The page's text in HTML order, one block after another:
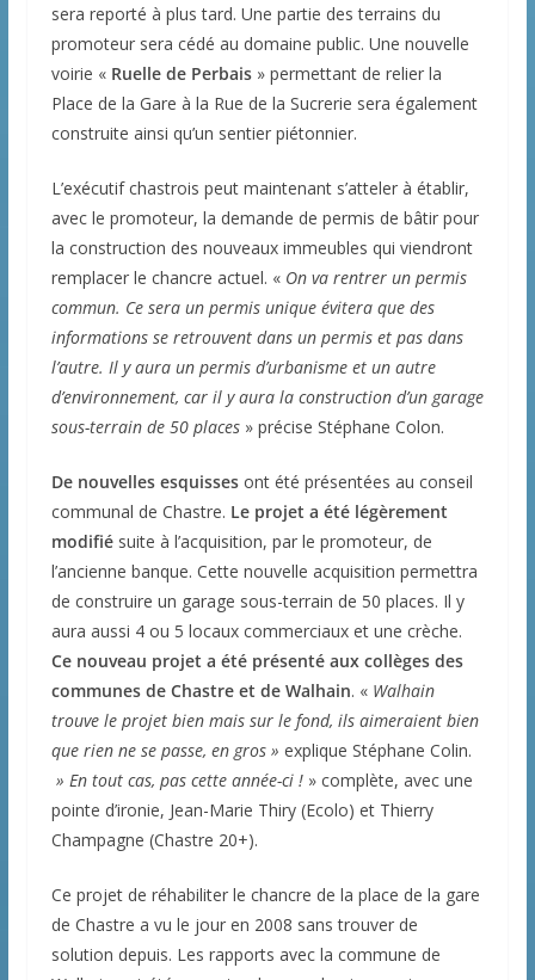
sera reporté à plus tard. Une partie des terrains du
promoteur sera cédé au domaine public. Une nouvelle
voirie « Ruelle de Perbais» permettant de relier la
Place de la Gare à la Rue de la Sucrerie sera également
construite ainsi qu’un sentier piétonnier.
L’exécutif chastrois peut maintenant s’atteler à établir,
avec le promoteur, la demande de permis de bâtir pour
la construction des nouveaux immeubles qui viendront
remplacer le chancre actuel. « On va rentrer un permis
commun. Ce sera un permis unique évitera que des
informations se retrouvent dans un permis et pas dans
l’autre. Il y aura un permis d’urbanisme et un autre
d’environnement, car il y aura la construction d’un garage
sous-terrain de 50 places» précise Stéphane Colon.
De nouvelles esquissesont été présentées au conseil
communal de Chastre. Le projet a été légèrement
modifiésuite à l’acquisition, par le promoteur, de
l’ancienne banque. Cette nouvelle acquisition permettra
de construire un garage sous-terrain de 50 places. Il y
aura aussi 4 ou 5 locaux commerciaux et une crèche.
Ce nouveau projet a été présenté aux collèges des
communes de Chastre et de Walhain. « Walhain
trouve le projet bien mais sur le fond, ils aimeraient bien
que rien ne se passe, en gros » explique Stéphane Colin.
» En tout cas, pas cette année-ci !» complète, avec une
pointe d’ironie, Jean-Marie Thiry (Ecolo) et Thierry
Champagne (Chastre 20+).
Ce projet de réhabiliter le chancre de la place de la gare
de Chastre a vu le jour en 2008 sans trouver de
solution depuis. Les rapports avec la commune de